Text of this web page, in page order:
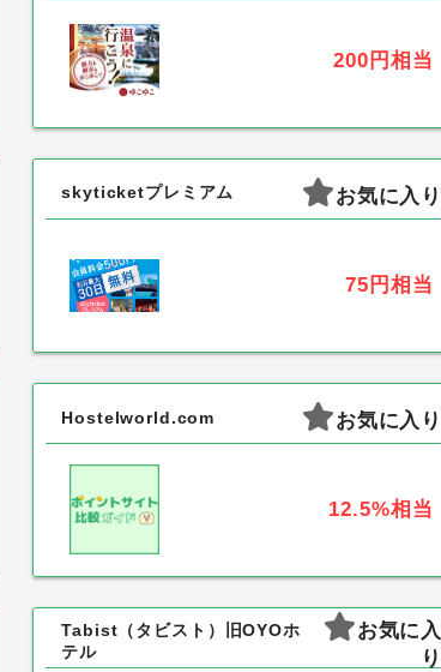
200円 相当
skyticketプレミアム お気に入り
75円 相当
Hostelworld.com お気に入り
12.5%相当
Tabist（タビスト）旧OYOホ
テル
お気に入
り